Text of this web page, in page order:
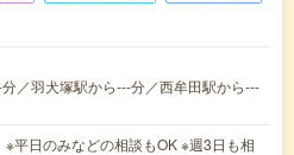
／羽犬塚駅から---分／西牟田駅から---
※平日のみなどの相談もOK ※週3日も相